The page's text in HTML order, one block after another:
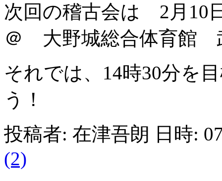
次回の稽古会は 2月
＠ 大野城総合体育館
それでは、14時30分を
う！
投稿者: 在津吾朗 日時:
(2)